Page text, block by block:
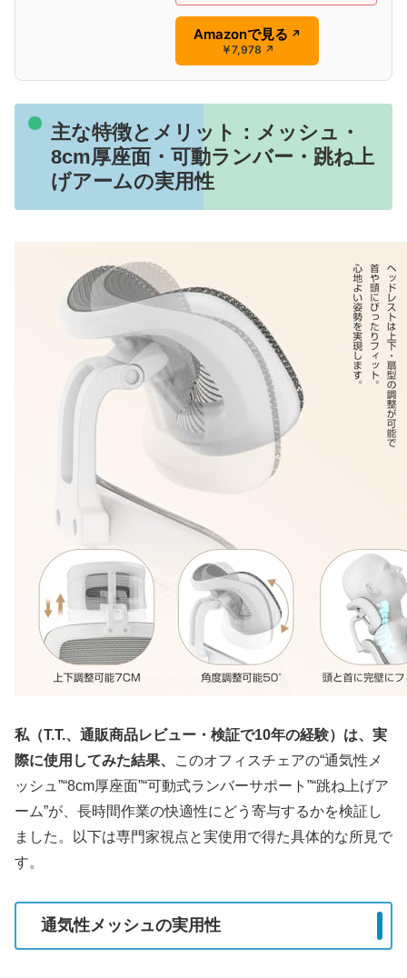
Amazonで見る ↗
￥7,978 ↗
主な特徴とメリット：メッシュ・
8cm厚座面・可動ランバー・跳ね上
げアームの実用性
私（T.T.、通販商品レビュー・検証で10年の経験）は、実
際に使用してみた結果、
このオフィスチェアの“通気性メ
ッシュ”“8cm厚座面”“可動式ランバーサポート”“跳ね上げア
ーム”が、長時間作業の快適性にどう寄与するかを検証し
ました。以下は専門家視点と実使用で得た具体的な所見で
す。
通気性メッシュの実用性